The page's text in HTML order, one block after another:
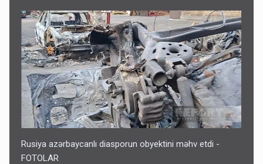
Rusiya azərbaycanlı diasporun obyektini məhv etdi -
FOTOLAR